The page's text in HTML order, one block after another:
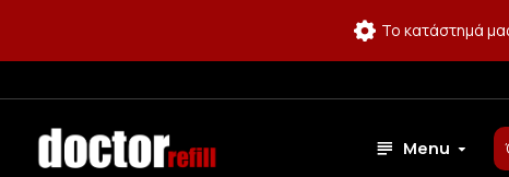
Το κατάστημά
Menu